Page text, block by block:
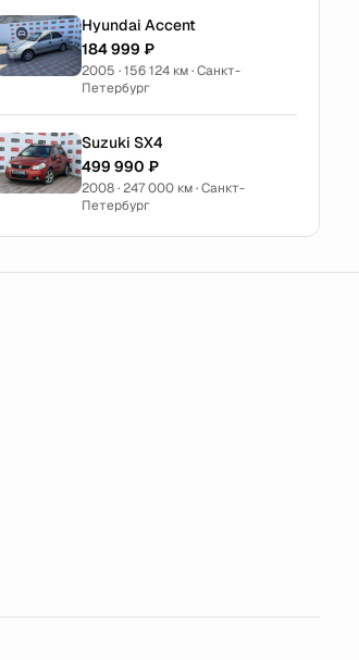
Hyundai Accent
184 999 ₽
2005 · 156 124 км · Санкт-
Петербург
Suzuki SX4
499 990 ₽
2008 · 247 000 км · Санкт-
Петербург